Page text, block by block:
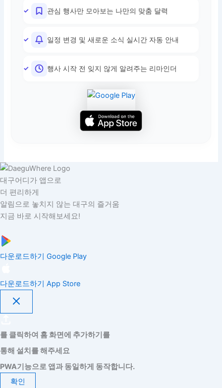
관심 행사만 모아보는 나만의 맞춤 달력
일정 변경 및 새로운 소식 실시간 자동 안내
행사 시작 전 잊지 않게 알려주는 리마인더
대구어디가 앱으로
더 편리하게
알림으로 놓치지 않는 대구의 즐거움
지금 바로 시작해보세요!
다운로드하기 Google Play
다운로드하기 App Store
를 클릭하여 홈 화면에 추가하기를
통해 설치를 해주세요
PWA기능으로 앱과 동일하게 동작합니다.
확인